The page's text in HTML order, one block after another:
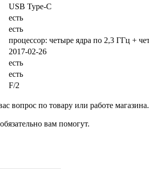
USB Type-C
есть
есть
процессор: четыре ядра по 2,3 ГГц +
2017-02-26
есть
есть
F/2
вопрос по товару или работе магазина.
вам помогут.